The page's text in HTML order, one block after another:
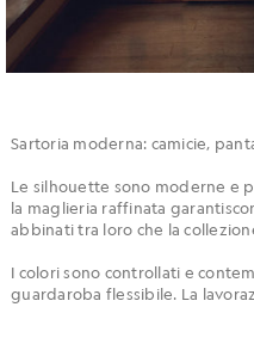
Sartoria moderna: camicie,
Le silhouette sono moderne e
la maglieria raffinata
abbinati tra loro che la
I colori sono controllati e
guardaroba flessibile. La